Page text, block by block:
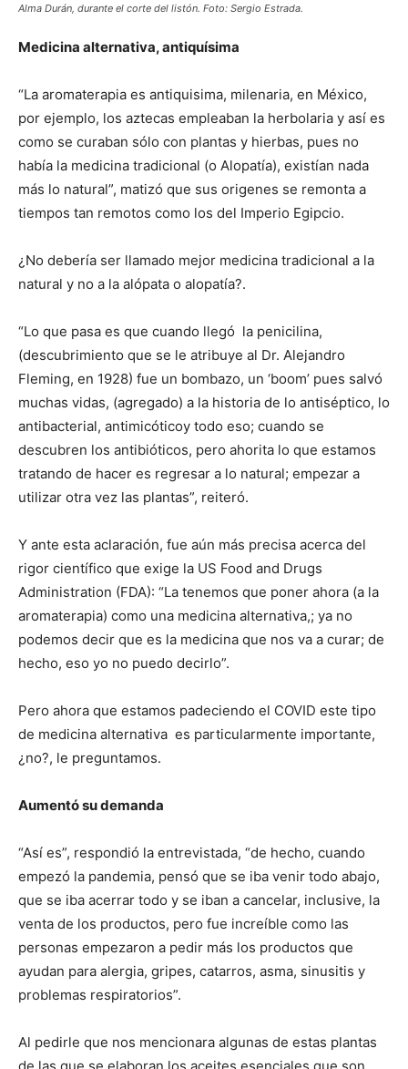
Alma Durán, durante el corte del listón. Foto: Sergio Estrada.
Medicina alternativa, antiquísima
“La aromaterapia es antiquisima, milenaria, en México,
por ejemplo, los aztecas empleaban la herbolaria y así es
como se curaban sólo con plantas y hierbas, pues no
había la medicina tradicional (o Alopatía), existían nada
más lo natural”, matizó que sus origenes se remonta a
tiempos tan remotos como los del Imperio Egipcio.
¿No debería ser llamado mejor medicina tradicional a la
natural y no a la alópata o alopatía?.
“Lo que pasa es que cuando llegó la penicilina,
(descubrimiento que se le atribuye al Dr. Alejandro
Fleming, en 1928) fue un bombazo, un ‘boom’ pues salvó
muchas vidas, (agregado) a la historia de lo antiséptico, lo
antibacterial, antimicóticoy todo eso; cuando se
descubren los antibióticos, pero ahorita lo que estamos
tratando de hacer es regresar a lo natural; empezar a
utilizar otra vez las plantas”, reiteró.
Y ante esta aclaración, fue aún más precisa acerca del
rigor científico que exige la US Food and Drugs
Administration (FDA): “La tenemos que poner ahora (a la
aromaterapia) como una medicina alternativa,; ya no
podemos decir que es la medicina que nos va a curar; de
hecho, eso yo no puedo decirlo”.
Pero ahora que estamos padeciendo el COVID este tipo
de medicina alternativa es particularmente importante,
¿no?, le preguntamos.
Aumentó su demanda
“Así es”, respondió la entrevistada, “de hecho, cuando
empezó la pandemia, pensó que se iba venir todo abajo,
que se iba acerrar todo y se iban a cancelar, inclusive, la
venta de los productos, pero fue increíble como las
personas empezaron a pedir más los productos que
ayudan para alergia, gripes, catarros, asma, sinusitis y
problemas respiratorios”.
Al pedirle que nos mencionara algunas de estas plantas